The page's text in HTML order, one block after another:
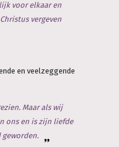
voor elkaar en
vergeven
en veelzeggende
Maar als wij
ons en is zijn liefde